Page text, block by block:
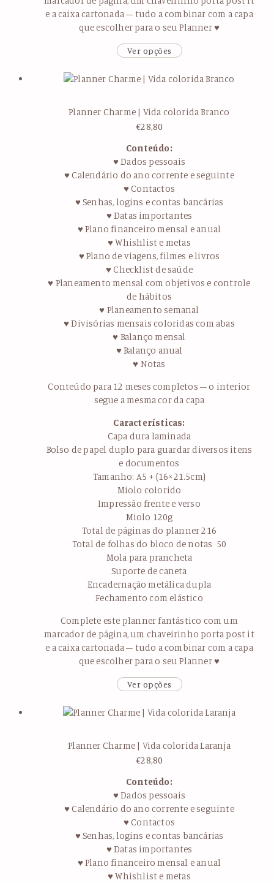
e a caixa cartonada – tudo a combinar com a capa
que escolher para o seu Planner ♥
Ver opções
Planner Charme | Vida colorida Branco
€28,80
Conteúdo:
♥ Dados pessoais
♥ Calendário do ano corrente e seguinte
♥ Contactos
♥ Senhas, logins e contas bancárias
♥ Datas importantes
♥ Plano financeiro mensal e anual
♥ Whishlist e metas
♥ Plano de viagens, filmes e livros
♥ Checklist de saúde
♥ Planeamento mensal com objetivos e controle
de hábitos
♥ Planeamento semanal
♥ Divisórias mensais coloridas com abas
♥ Balanço mensal
♥ Balanço anual
♥ Notas
Conteúdo para 12 meses completos – o interior
segue a mesma cor da capa
Características:
Capa dura laminada
Bolso de papel duplo para guardar diversos itens
e documentos
Tamanho: A5 + (16×21.5cm)
Miolo colorido
Impressão frente e verso
Miolo 120g
Total de páginas do planner 216
Total de folhas do bloco de notas 50
Mola para prancheta
Suporte de caneta
Encadernação metálica dupla
Fechamento com elástico
Complete este planner fantástico com um
marcador de página, um chaveirinho porta post it
e a caixa cartonada – tudo a combinar com a capa
que escolher para o seu Planner ♥
Ver opções
Planner Charme | Vida colorida Laranja
€28,80
Conteúdo:
♥ Dados pessoais
♥ Calendário do ano corrente e seguinte
♥ Contactos
♥ Senhas, logins e contas bancárias
♥ Datas importantes
♥ Plano financeiro mensal e anual
♥ Whishlist e metas